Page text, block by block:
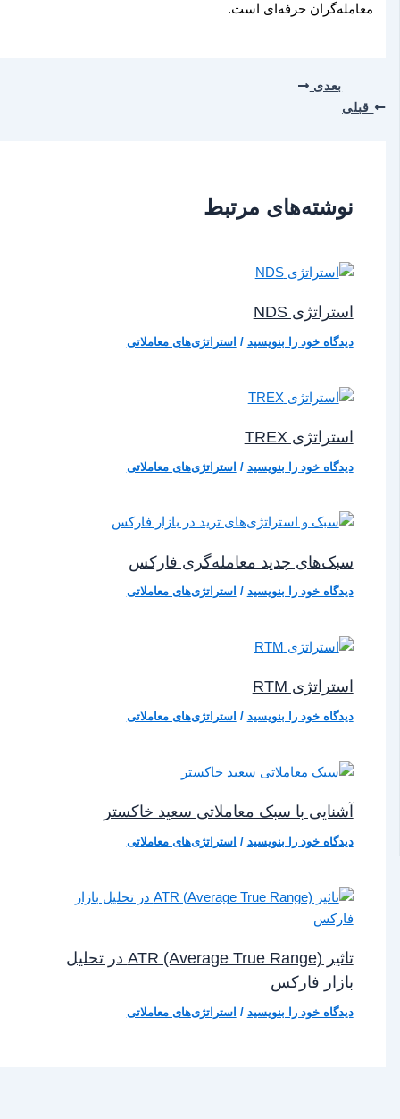
معامله‌گران حرفه‌ای است.
قبلی
بعدی
نوشته‌های مرتبط
استراتژی NDS
دیدگاه‌ خود را بنویسید /استراتژی‌های معاملاتی
استراتژی TREX
دیدگاه‌ خود را بنویسید /استراتژی‌های معاملاتی
سبک‌های جدید معامله‌گری فارکس
دیدگاه‌ خود را بنویسید /استراتژی‌های معاملاتی
استراتژی RTM
دیدگاه‌ خود را بنویسید /استراتژی‌های معاملاتی
آشنایی با سبک معاملاتی سعید خاکستر
دیدگاه‌ خود را بنویسید /استراتژی‌های معاملاتی
تاثیر ATR (Average True Range) در تحلیل
بازار فارکس
دیدگاه‌ خود را بنویسید /استراتژی‌های معاملاتی